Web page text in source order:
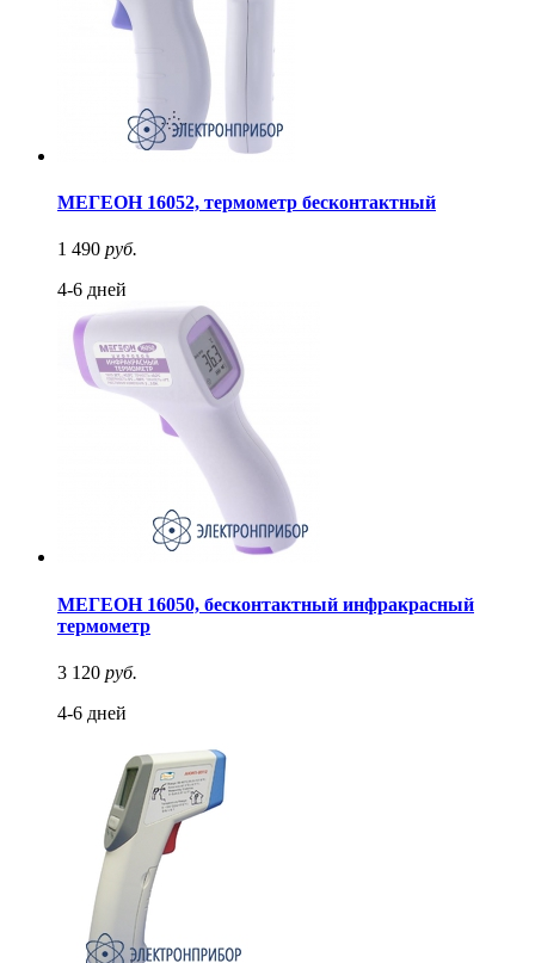
МЕГЕОН 16052, термометр бесконтактный
1 490 руб.
4-6 дней
МЕГЕОН 16050, бесконтактный инфракрасный
термометр
3 120 руб.
4-6 дней